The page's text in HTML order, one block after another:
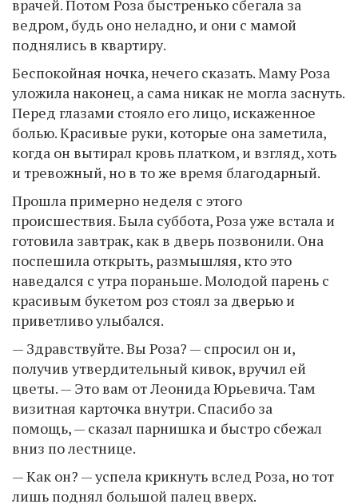
врачей. Потом Роза быстренько сбегала за
ведром, будь оно неладно, и они с мамой
поднялись в квартиру.
Беспокойная ночка, нечего сказать. Маму Роза
уложила наконец, а сама никак не могла заснуть.
Перед глазами стояло его лицо, искаженное
болью. Красивые руки, которые она заметила,
когда он вытирал кровь платком, и взгляд, хоть
и тревожный, но в то же время благодарный.
Прошла примерно неделя с этого
происшествия. Была суббота, Роза уже встала и
готовила завтрак, как в дверь позвонили. Она
поспешила открыть, размышляя, кто это
наведался с утра пораньше. Молодой парень с
красивым букетом роз стоял за дверью и
приветливо улыбался.
— Здравствуйте. Вы Роза? — спросил он и,
получив утвердительный кивок, вручил ей
цветы. — Это вам от Леонида Юрьевича. Там
визитная карточка внутри. Спасибо за
помощь, — сказал парнишка и быстро сбежал
вниз по лестнице.
— Как он? — успела крикнуть вслед Роза, но тот
лишь поднял большой палец вверх.